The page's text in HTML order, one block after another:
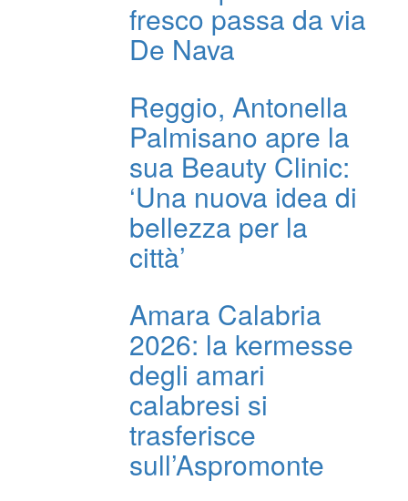
fresco passa da via
De Nava
Reggio, Antonella
Palmisano apre la
sua Beauty Clinic:
‘Una nuova idea di
bellezza per la
città’
Amara Calabria
2026: la kermesse
degli amari
calabresi si
trasferisce
sull’Aspromonte